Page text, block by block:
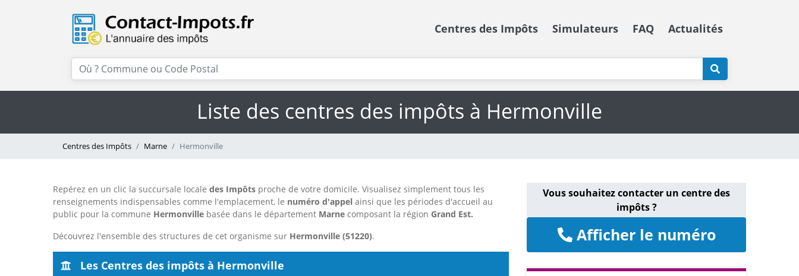
Centres des Impôts Simulateurs FAQ Actualités
Liste des centres des impôts à Hermonville
Centres des Impôts Marne Hermonville
Repérez en un clic la succursale locale des Impôts proche de votre domicile. Visualisez simplement tous les
renseignements indispensables comme l'emplacement, le numéro d'appel ainsi que les périodes d'accueil au
public pour la commune Hermonville basée dans le département Marne composant la région Grand Est.
Découvrez l'ensemble des structures de cet organisme sur Hermonville (51220).
Les Centres des impôts à Hermonville
Vous souhaitez contacter un centre des
impôts ?
Afficher le numéro